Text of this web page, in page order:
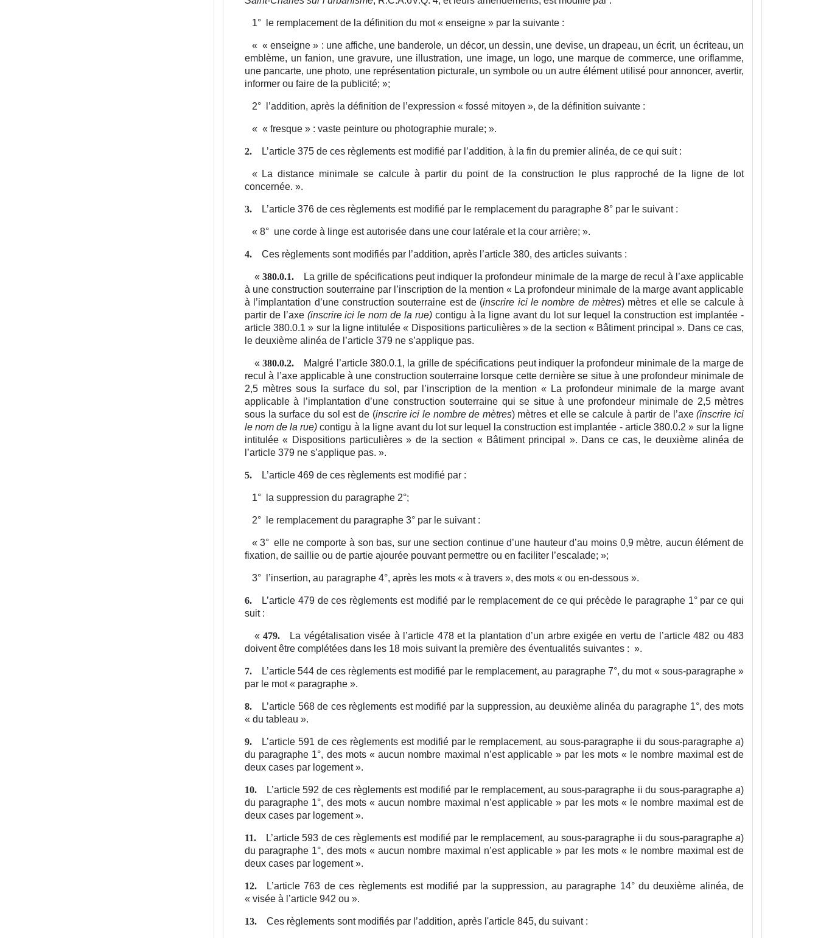
1° le remplacement de la définition du mot « enseigne » par la suivante :
« « enseigne » : une affiche, une banderole, un décor, un dessin, une devise, un drapeau, un écrit, un écriteau, un
emblème, un fanion, une gravure, une illustration, une image, un logo, une marque de commerce, une oriflamme,
une pancarte, une photo, une représentation picturale, un symbole ou un autre élément utilisé pour annoncer, avertir,
informer ou faire de la publicité; »;
2° l’addition, après la définition de l’expression « fossé mitoyen », de la définition suivante :
« « fresque » : vaste peinture ou photographie murale; ».
2. L’article 375 de ces règlements est modifié par l’addition, à la fin du premier alinéa, de ce qui suit :
« La distance minimale se calcule à partir du point de la construction le plus rapproché de la ligne de lot
concernée. ».
3. L’article 376 de ces règlements est modifié par le remplacement du paragraphe 8° par le suivant :
« 8° une corde à linge est autorisée dans une cour latérale et la cour arrière; ».
4. Ces règlements sont modifiés par l’addition, après l’article 380, des articles suivants :
«380.0.1.
La grille de spécifications peut indiquer la profondeur minimale de la marge de recul à l’axe applicable
à une construction souterraine par l’inscription de la mention « La profondeur minimale de la marge avant applicable
à l’implantation d’une construction souterraine est de (inscrire ici le nombre de mètres) mètres et elle se calcule à
partir de l’axe (inscrire ici le nom de la rue)contigu à la ligne avant du lot sur lequel la construction est implantée -
article 380.0.1 » sur la ligne intitulée « Dispositions particulières » de la section « Bâtiment principal ». Dans ce cas,
le deuxième alinéa de l’article 379 ne s’applique pas.
«380.0.2.
Malgré l’article 380.0.1, la grille de spécifications peut indiquer la profondeur minimale de la marge de
recul à l’axe applicable à une construction souterraine lorsque cette dernière se situe à une profondeur minimale de
2,5 mètres sous la surface du sol, par l’inscription de la mention « La profondeur minimale de la marge avant
applicable à l’implantation d’une construction souterraine qui se situe à une profondeur minimale de 2,5 mètres
sous la surface du sol est de (inscrire ici le nombre de mètres) mètres et elle se calcule à partir de l’axe(inscrire ici
le nom de la rue) contigu à la ligne avant du lot sur lequel la construction est implantée - article 380.0.2 » sur la ligne
intitulée « Dispositions particulières » de la section « Bâtiment principal ». Dans ce cas, le deuxième alinéa de
l’article 379 ne s’applique pas. ».
5. L’article 469 de ces règlements est modifié par :
1° la suppression du paragraphe 2°;
2° le remplacement du paragraphe 3° par le suivant :
«3° elle ne comporte à son bas, sur une section continue d’une hauteur d’au moins 0,9 mètre, aucun élément de
fixation, de saillie ou de partie ajourée pouvant permettre ou en faciliter l’escalade; »;
3° l’insertion, au paragraphe 4°, après les mots « à travers », des mots « ou en-dessous ».
6.
L’article 479 de ces règlements est modifié par le remplacement de ce qui précède le paragraphe 1° par ce qui
suit :
«479.
La végétalisation visée à l’article 478 et la plantation d’un arbre exigée en vertu de l’article 482 ou 483
doivent être complétées dans les 18 mois suivant la première des éventualités suivantes : ».
7.
L’article 544 de ces règlements est modifié par le remplacement, au paragraphe 7°, du mot « sous-paragraphe »
par le mot « paragraphe ».
8.
L’article 568 de ces règlements est modifié par la suppression, au deuxième alinéa du paragraphe 1°, des mots
« du tableau ».
9. L’article 591 de ces règlements est modifié par le remplacement, au sous-paragraphe ii du sous-paragraphe a)
du paragraphe 1°, des mots « aucun nombre maximal n’est applicable » par les mots « le nombre maximal est de
deux cases par logement ».
10. L’article 592 de ces règlements est modifié par le remplacement, au sous-paragraphe ii du sous-paragraphe a)
du paragraphe 1°, des mots « aucun nombre maximal n’est applicable » par les mots « le nombre maximal est de
deux cases par logement ».
11. L’article 593 de ces règlements est modifié par le remplacement, au sous-paragraphe ii du sous-paragraphe a)
du paragraphe 1°, des mots « aucun nombre maximal n’est applicable » par les mots « le nombre maximal est de
deux cases par logement ».
12.
L’article 763 de ces règlements est modifié par la suppression, au paragraphe 14° du deuxième alinéa, de
« visée à l’article 942 ou ».
13. Ces règlements sont modifiés par l’addition, après l'article 845, du suivant :